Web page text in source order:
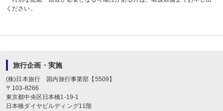
ください。
旅行企画・実施
(株)日本旅行 国内旅行事業部【5509】
〒103-8266
東京都中央区日本橋1-19-1
日本橋ダイヤビルディング11階